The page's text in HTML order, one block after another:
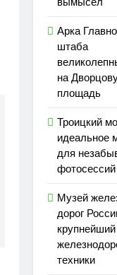
Арка
штаба
на
площадь
Троицкий
идеальное
для
фотосессий
Музей
дорог
техники